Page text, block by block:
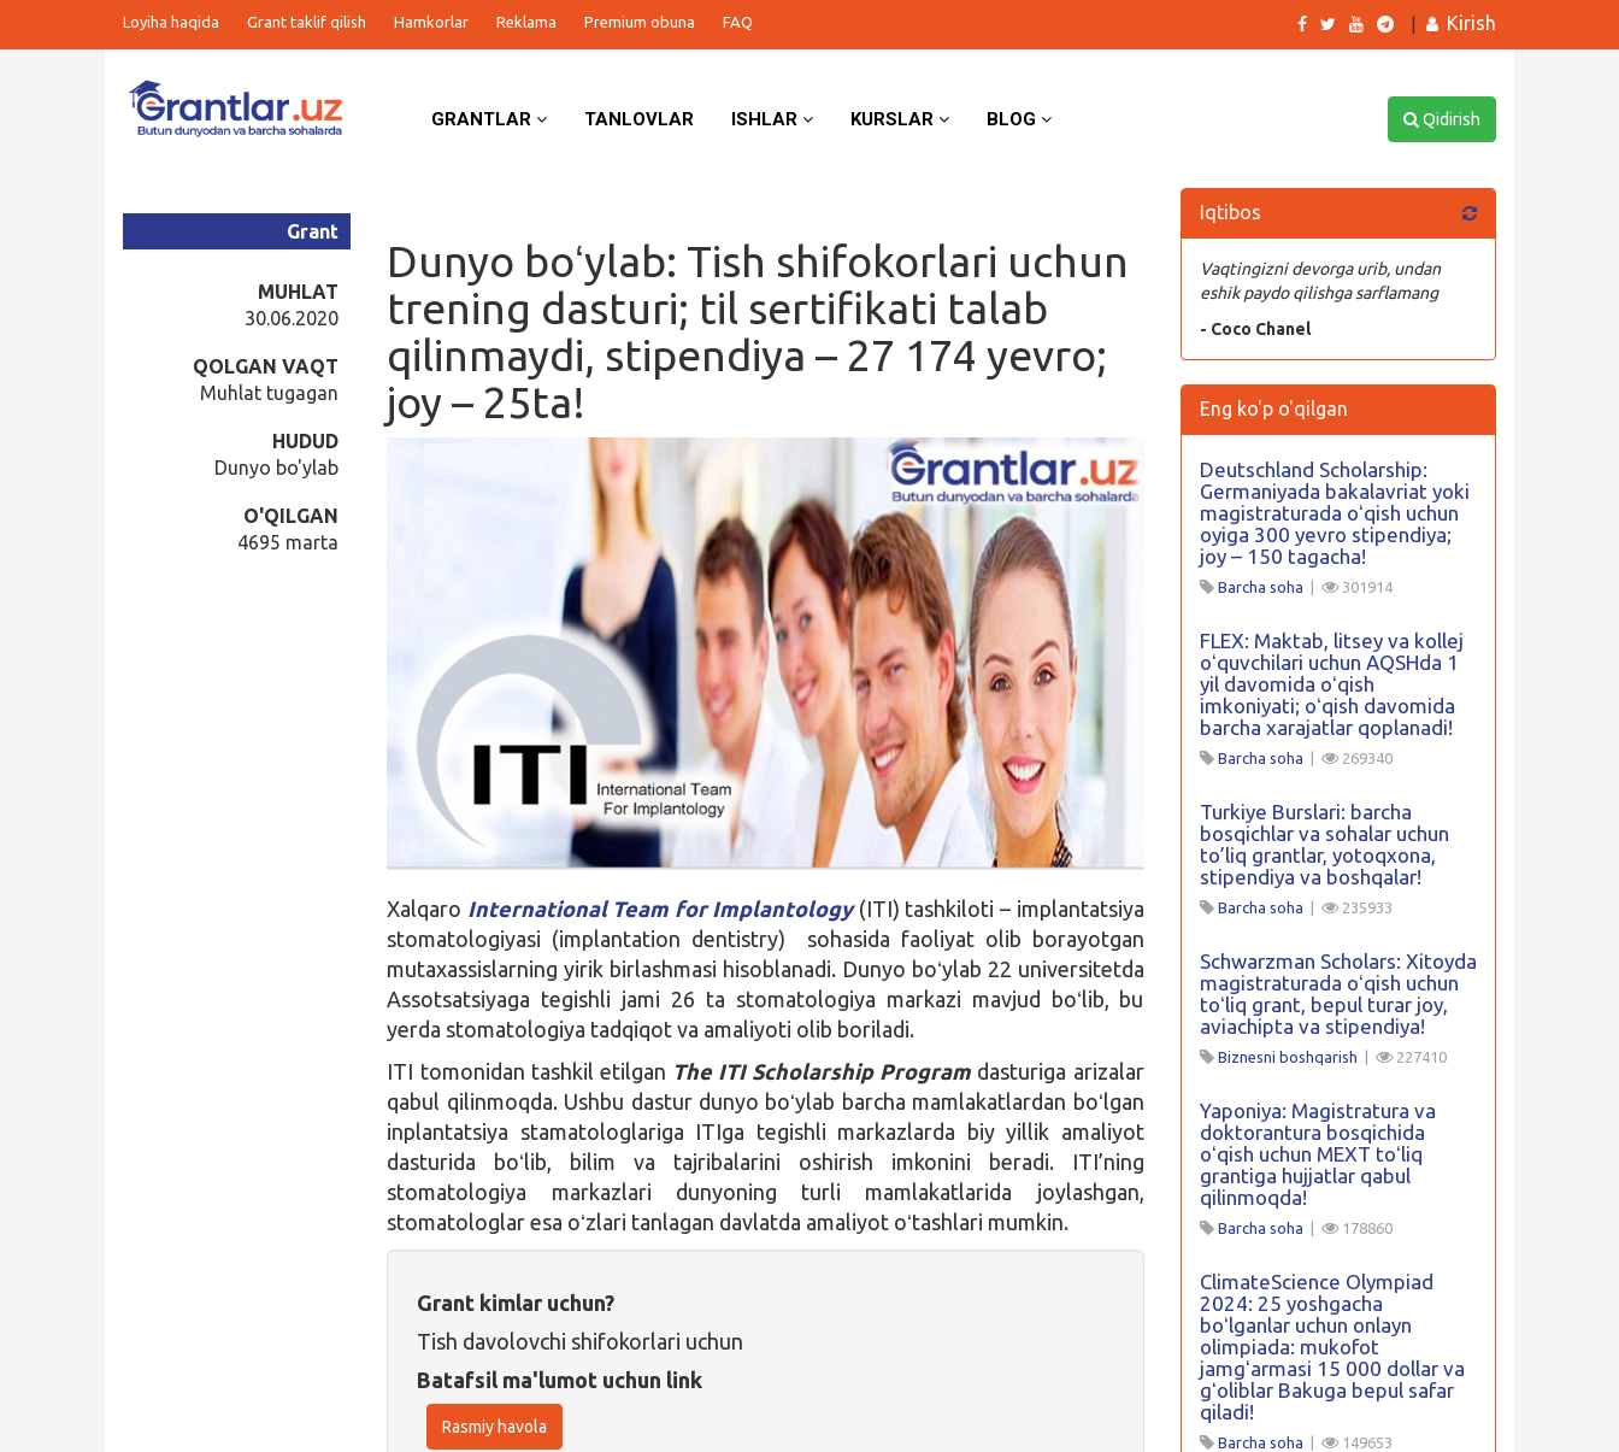
Loyiha haqida Grant taklif qilish Hamkorlar Reklama Premium obuna FAQ Kirish
GRANTLAR TANLOVLAR ISHLAR KURSLAR BLOG Qidirish
Dunyo boʻylab: Tish shifokorlari uchun
trening dasturi; til sertifikati talab
qilinmaydi, stipendiya – 27 174 yevro;
joy – 25ta!
Grant
MUHLAT
30.06.2020
QOLGAN VAQT
Muhlat tugagan
HUDUD
Dunyo bo'ylab
O'QILGAN
4695 marta
Xalqaro International Team for Implantology(ITI) tashkiloti – implantatsiya
stomatologiyasi (implantation dentistry) sohasida faoliyat olib borayotgan
mutaxassislarning yirik birlashmasi hisoblanadi. Dunyo boʻylab 22 universitetda
Assotsatsiyaga tegishli jami 26 ta stomatologiya markazi mavjud boʻlib, bu
yerda stomatologiya tadqiqot va amaliyoti olib boriladi.
ITI tomonidan tashkil etilgan The ITI Scholarship Program dasturiga arizalar
qabul qilinmoqda. Ushbu dastur dunyo boʻylab barcha mamlakatlardan boʻlgan
inplantatsiya stamatologlariga ITIga tegishli markazlarda biy yillik amaliyot
dasturida boʻlib, bilim va tajribalarini oshirish imkonini beradi. ITI’ning
stomatologiya markazlari dunyoning turli mamlakatlarida joylashgan,
stomatologlar esa oʻzlari tanlagan davlatda amaliyot oʻtashlari mumkin.
Grant kimlar uchun?
Tish davolovchi shifokorlari uchun
Batafsil ma'lumot uchun link
Rasmiy havola
Iqtibos
Vaqtingizni devorga urib, undan
eshik paydo qilishga sarflamang
- Coco Chanel
Eng ko'p o'qilgan
Deutschland Scholarship:
Germaniyada bakalavriat yoki
magistraturada oʻqish uchun
oyiga 300 yevro stipendiya;
joy – 150 tagacha!
Barcha soha 301914
FLEX: Maktab, litsey va kollej
oʻquvchilari uchun AQSHda 1
yil davomida oʻqish
imkoniyati; oʻqish davomida
barcha xarajatlar qoplanadi!
Barcha soha 269340
Turkiye Burslari: barcha
bosqichlar va sohalar uchun
to’liq grantlar, yotoqxona,
stipendiya va boshqalar!
Barcha soha 235933
Schwarzman Scholars: Xitoyda
magistraturada oʻqish uchun
toʻliq grant, bepul turar joy,
aviachipta va stipendiya!
Biznesni boshqarish 227410
Yaponiya: Magistratura va
doktorantura bosqichida
oʻqish uchun MEXT toʻliq
grantiga hujjatlar qabul
qilinmoqda!
Barcha soha 178860
ClimateScience Olympiad
2024: 25 yoshgacha
boʻlganlar uchun onlayn
olimpiada: mukofot
jamgʻarmasi 15 000 dollar va
gʻoliblar Bakuga bepul safar
qiladi!
Barcha soha 149653